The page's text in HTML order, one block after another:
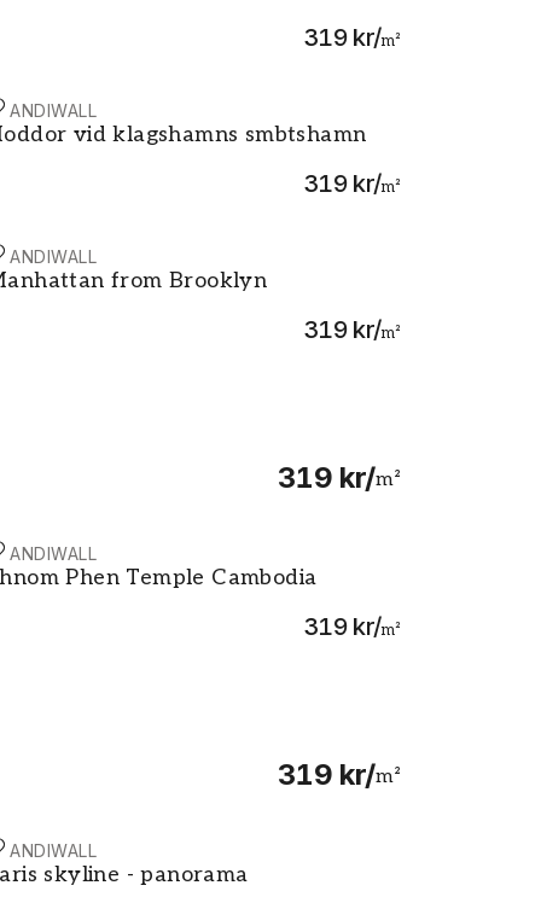
319 kr/m²
vid klagshamns smbtshamn
319 kr/m²
vid klagshamns smbtshamn
from Brooklyn
319 kr/m²
from Brooklyn
319 kr/m²
Phen Temple Cambodia
319 kr/m²
Phen Temple Cambodia
319 kr/m²
District Sagarmatha National Park at sunset Nuptse
skyline - panorama
skyline - panorama